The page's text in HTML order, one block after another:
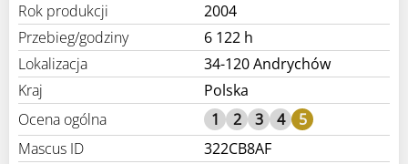
Rok produkcji
2004
Przebieg/godziny
6 122 h
Lokalizacja
34-120 Andrychów
Kraj
Polska
Ocena ogólna
1 2 3 4
5
Mascus ID
322CB8AF